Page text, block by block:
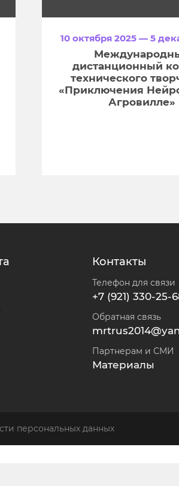
10 октября 2025 — 5
дистанционный
технического
«Приключения
Агровилле»
Контакты
Телефон для связи
+7 (921) 330-25-
Обратная связь
Партнерам и СМИ
Материалы
персональных данных